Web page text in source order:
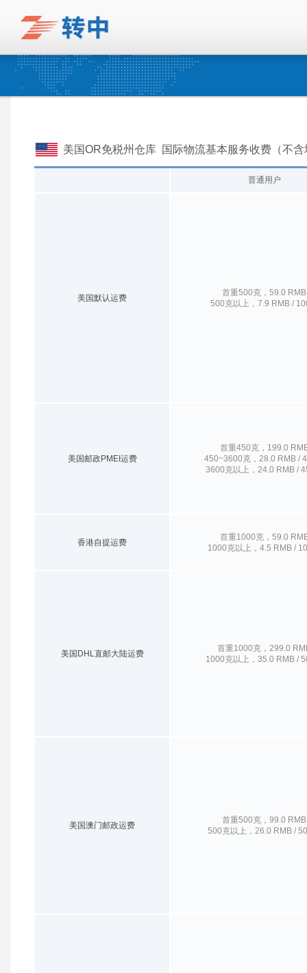
美国OR免税州仓库 国际物流基本服务收费（不含
普通用户
美国默认运费
首重500克，59.0 RMB
500克以上，7.9 RMB /
美国邮政PMEI运费
首重450克，199.0
450~3600克，28.0 RMB /
3600克以上，24.0 RMB /
香港自提运费
首重1000克，59.0
1000克以上，4.5 RMB /
美国DHL直邮大陆运费
首重1000克，299.0
1000克以上，35.0 RMB /
美国澳门邮政运费
首重500克，99.0 RMB
500克以上，26.0 RMB /